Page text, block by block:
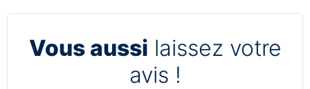
Vous aussi laissez votre
avis !